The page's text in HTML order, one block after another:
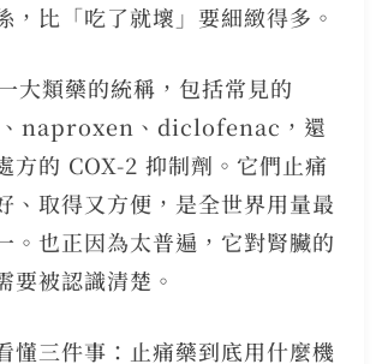
，比「吃了就壞」要細緻得多。
大類藥的統稱，包括常見的
naproxen、diclofenac，還
方的 COX-2 抑制劑。它們止痛
、取得又方便，是全世界用量最
。也正因為太普遍，它對腎臟的
要被認識清楚。
懂三件事：止痛藥到底用什麼機